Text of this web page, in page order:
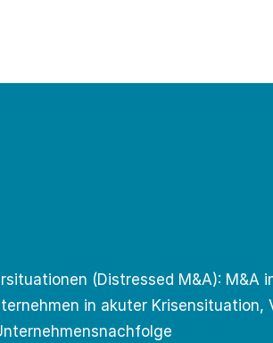
(Distressed M&A): M&A
in akuter Krisensituation,